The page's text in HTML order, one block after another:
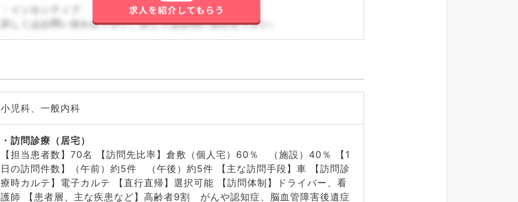
・インセンティブ
詳しくはお問い合わせ下さい。詳しくはお問い合わせ下さい。
小児科、一般内科
訪問診療（居宅）
【担当患者数】70名 【訪問先比率】倉敷（個人宅）60％ （施設）40％ 【1
日の訪問件数】（午前）約5件 （午後）約5件 【主な訪問手段】車 【訪問診
療時カルテ】電子カルテ 【直行直帰】選択可能 【訪問体制】ドライバー、看
護師 【患者層、主な疾患など】高齢者9割 がんや認知症、脳血管障害後遺症